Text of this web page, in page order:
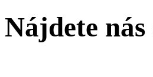
Nájdete